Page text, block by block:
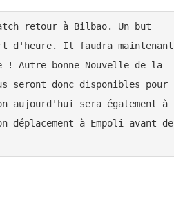
retour à Bilbao. Un but
d'heure. Il faudra maintenant
Autre bonne Nouvelle de la
seront donc disponibles pour
aujourd'hui sera également à
à Empoli avant de